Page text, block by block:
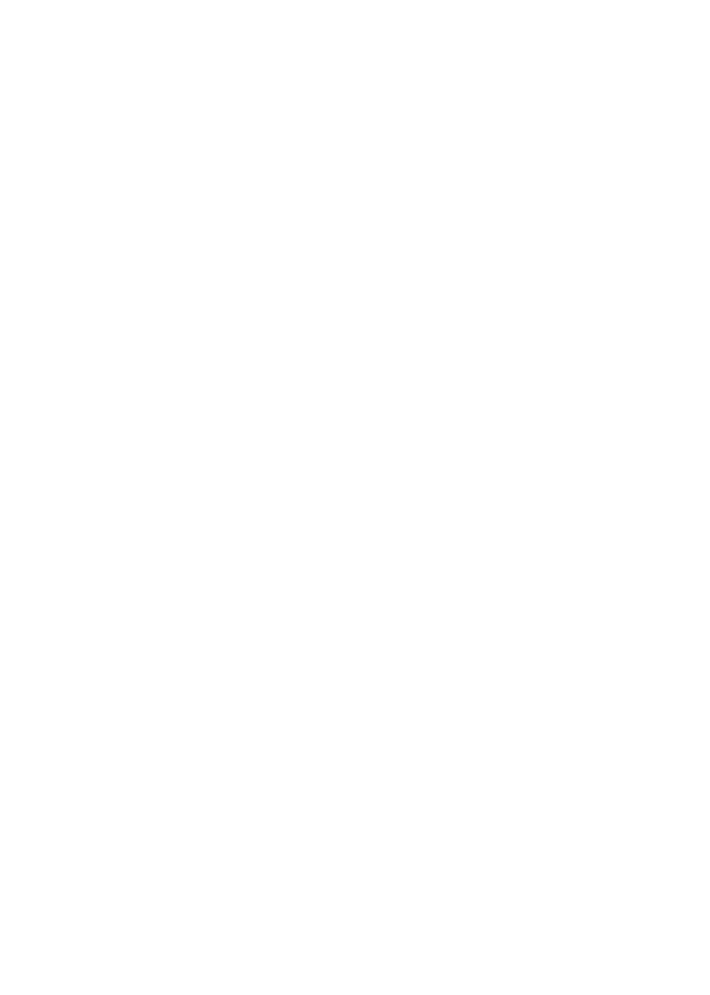
haine, incaltaminte, coafuri, tunsori, desene de colorat, poze cu modele de manichiuri!❤️
incaltaminte, coafuri, tunsori, desene de colorat, poze cu modele de manichiuri!❤️